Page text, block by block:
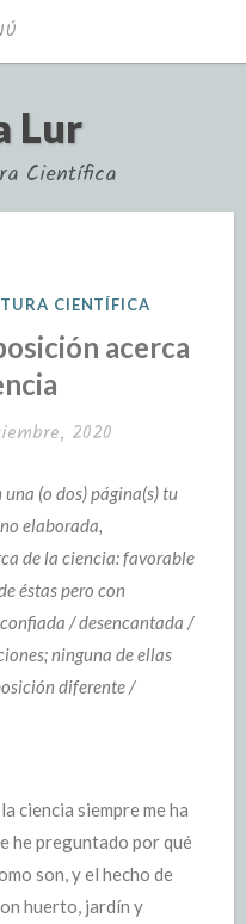
Lur
Científica
CIENTÍFICA
acerca
2020
(o dos) página(s) tu
elaborada,
de la ciencia: favorable
éstas pero con
/ desencantada /
ninguna de ellas
diferente /
ciencia siempre me ha
he preguntado por qué
son, y el hecho de
huerto, jardín y